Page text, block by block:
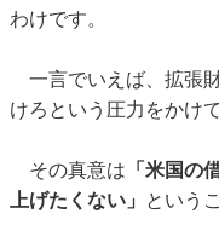
わけです。
一言でいえば、拡張
けろという圧力をかけ
その真意は 「米国の
上げたくない」
という